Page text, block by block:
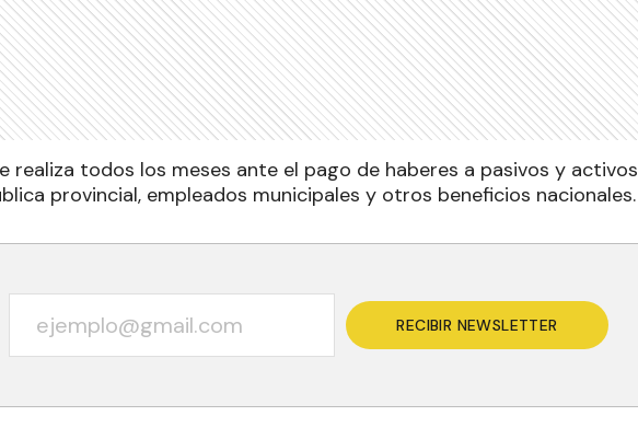
realiza todos los meses ante el pago de haberes a pasivos y activos
provincial, empleados municipales y otros beneficios nacionales.
RECIBIR NEWSLETTER